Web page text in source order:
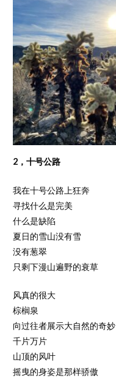
2，十号公路
我在十号公路上狂奔
寻找什么是完美
什么是缺陷
夏日的雪山没有雪
没有葱翠
只剩下漫山遍野的衰草
风真的很大
棕榈泉
向过往者展示大自然的奇妙
千片万片
山顶的风叶
摇曳的身姿是那样骄傲